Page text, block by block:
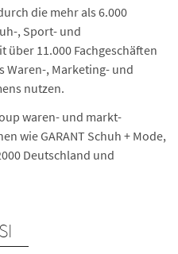
die mehr als 6.000
, Sport- und
über 11.000 Fachgeschäften
Waren-, Marketing- und
nutzen.
waren- und markt­
wie GARANT Schuh + Mode,
Deutschland und